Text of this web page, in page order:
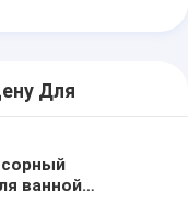
Для
ванной